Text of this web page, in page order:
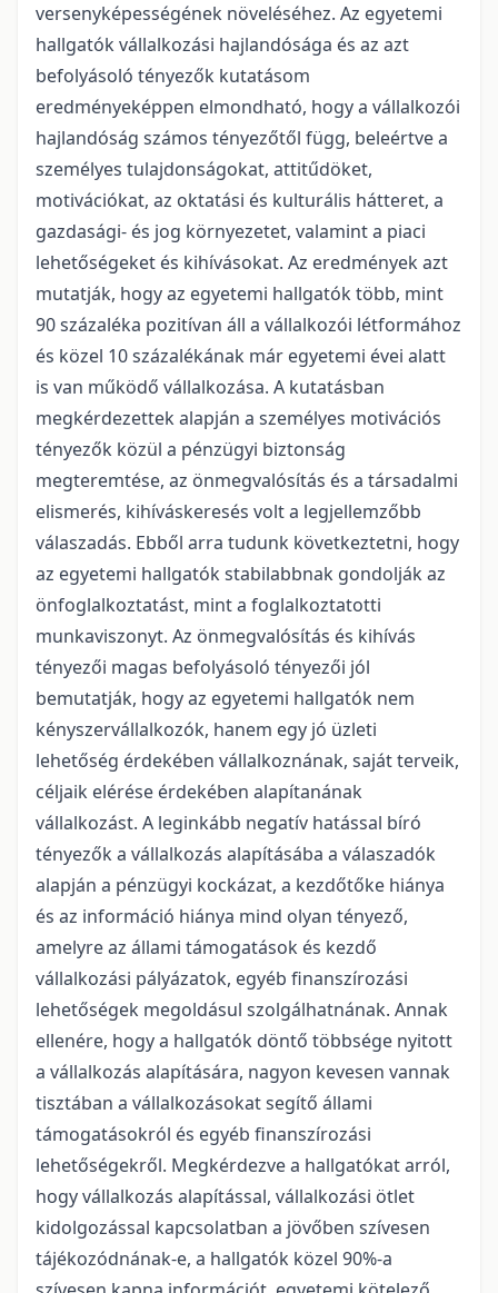
versenyképességének növeléséhez. Az egyetemi
hallgatók vállalkozási hajlandósága és az azt
befolyásoló tényezők kutatásom
eredményeképpen elmondható, hogy a vállalkozói
hajlandóság számos tényezőtől függ, beleértve a
személyes tulajdonságokat, attitűdöket,
motivációkat, az oktatási és kulturális hátteret, a
gazdasági- és jog környezetet, valamint a piaci
lehetőségeket és kihívásokat. Az eredmények azt
mutatják, hogy az egyetemi hallgatók több, mint
90 százaléka pozitívan áll a vállalkozói létformához
és közel 10 százalékának már egyetemi évei alatt
is van működő vállalkozása. A kutatásban
megkérdezettek alapján a személyes motivációs
tényezők közül a pénzügyi biztonság
megteremtése, az önmegvalósítás és a társadalmi
elismerés, kihíváskeresés volt a legjellemzőbb
válaszadás. Ebből arra tudunk következtetni, hogy
az egyetemi hallgatók stabilabbnak gondolják az
önfoglalkoztatást, mint a foglalkoztatotti
munkaviszonyt. Az önmegvalósítás és kihívás
tényezői magas befolyásoló tényezői jól
bemutatják, hogy az egyetemi hallgatók nem
kényszervállalkozók, hanem egy jó üzleti
lehetőség érdekében vállalkoznának, saját terveik,
céljaik elérése érdekében alapítanának
vállalkozást. A leginkább negatív hatással bíró
tényezők a vállalkozás alapításába a válaszadók
alapján a pénzügyi kockázat, a kezdőtőke hiánya
és az információ hiánya mind olyan tényező,
amelyre az állami támogatások és kezdő
vállalkozási pályázatok, egyéb finanszírozási
lehetőségek megoldásul szolgálhatnának. Annak
ellenére, hogy a hallgatók döntő többsége nyitott
a vállalkozás alapítására, nagyon kevesen vannak
tisztában a vállalkozásokat segítő állami
támogatásokról és egyéb finanszírozási
lehetőségekről. Megkérdezve a hallgatókat arról,
hogy vállalkozás alapítással, vállalkozási ötlet
kidolgozással kapcsolatban a jövőben szívesen
tájékozódnának-e, a hallgatók közel 90%-a